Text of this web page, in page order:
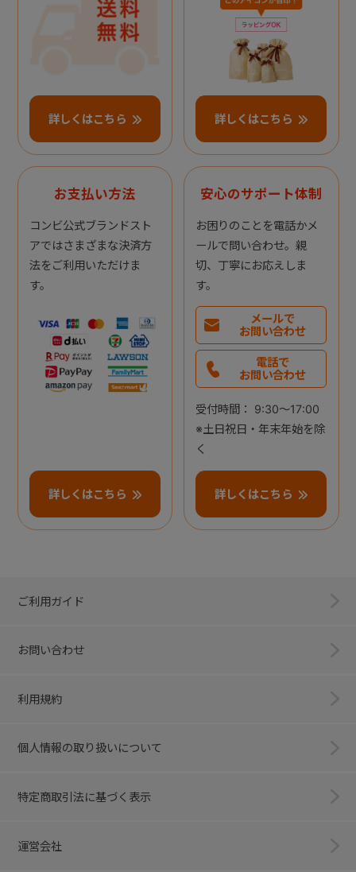
詳しくはこちら 詳しくはこちら
お支払い方法
コンビ公式ブランドスト
アではさまざまな決済方
法をご利用いただけま
す。
詳しくはこちら
安心のサポート体制
お困りのことを電話かメ
ールで問い合わせ。親
切、丁寧にお応えしま
す。
メールで
お問い合わせ
電話で
お問い合わせ
受付時間： 9:30～17:00
※土日祝日・年末年始を除
く
詳しくはこちら
ご利用ガイド
お問い合わせ
利用規約
個人情報の取り扱いについて
特定商取引法に基づく表示
運営会社